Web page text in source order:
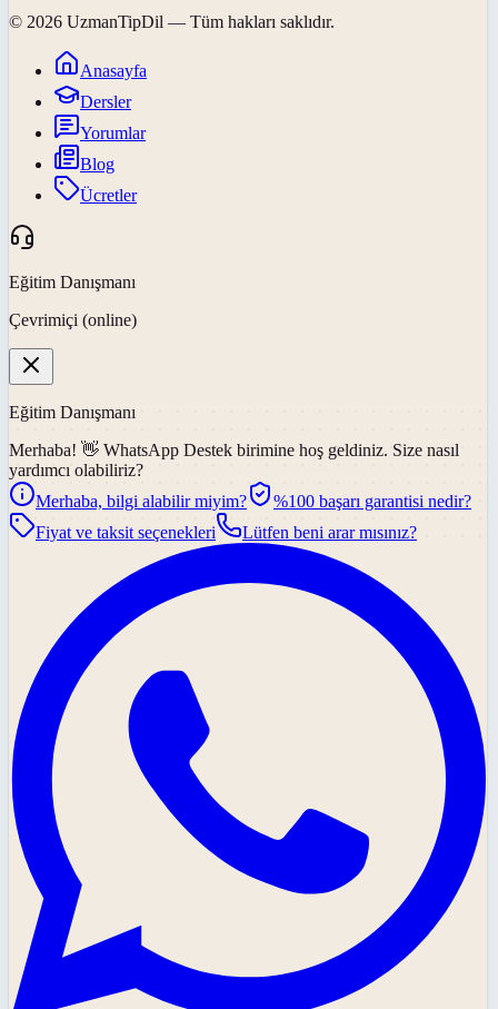
© 2026 UzmanTipDil — Tüm hakları saklıdır.
Anasayfa
Dersler
Yorumlar
Blog
Ücretler
Eğitim Danışmanı
Çevrimiçi (online)
Eğitim Danışmanı
Merhaba! 👋 WhatsApp Destek birimine hoş geldiniz. Size nasıl
yardımcı olabiliriz?
Merhaba, bilgi alabilir miyim?
%100 başarı garantisi nedir?
Fiyat ve taksit seçenekleri
Lütfen beni arar mısınız?